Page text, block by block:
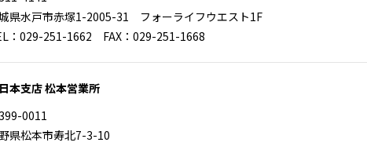
県水戸市赤塚1-2005-31 フォーライフウエスト1F
：029-251-1662 FAX：029-251-1668
本支店 松本営業所
0011
県松本市寿北7-3-10